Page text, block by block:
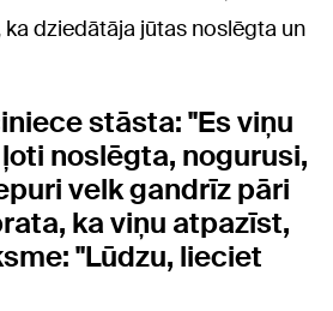
ka dziedātāja jūtas noslēgta un
stāsta: "Es viņu
noslēgta, nogurusi,
velk gandrīz pāri
ka viņu atpazīst,
"Lūdzu, lieciet